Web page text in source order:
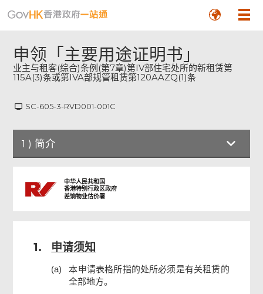
申领「主要用途证明书」
SC-605-3-RVD001-001C
1 ) 简介
申请人
申请人签署
中华人民共和国
香港特别行政区政府
差饷物业估价署
1. 申请须知
(a)
本申请表格所指的处所必须是有关租赁的
全部地方。